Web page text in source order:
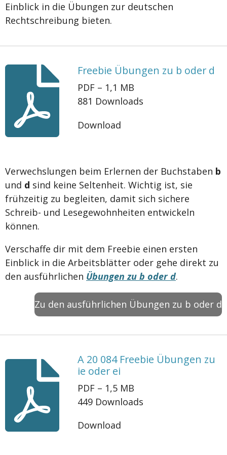
Einblick in die Übungen zur deutschen
Rechtschreibung bieten.
Freebie Übungen zu b oder d
PDF – 1,1 MB
881 Downloads
Download
Verwechslungen beim Erlernen der Buchstaben b
und d sind keine Seltenheit. Wichtig ist, sie
frühzeitig zu begleiten, damit sich sichere
Schreib- und Lesegewohnheiten entwickeln
können.
Verschaffe dir mit dem Freebie einen ersten
Einblick in die Arbeitsblätter oder gehe direkt zu
den ausführlichen Übungen zu b oder d.
Zu den ausführlichen Übungen zu b oder d
A 20 084 Freebie Übungen zu
ie oder ei
PDF – 1,5 MB
449 Downloads
Download